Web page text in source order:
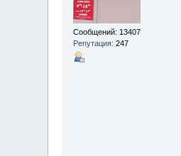
Сообщений: 13407
Репутация: 247